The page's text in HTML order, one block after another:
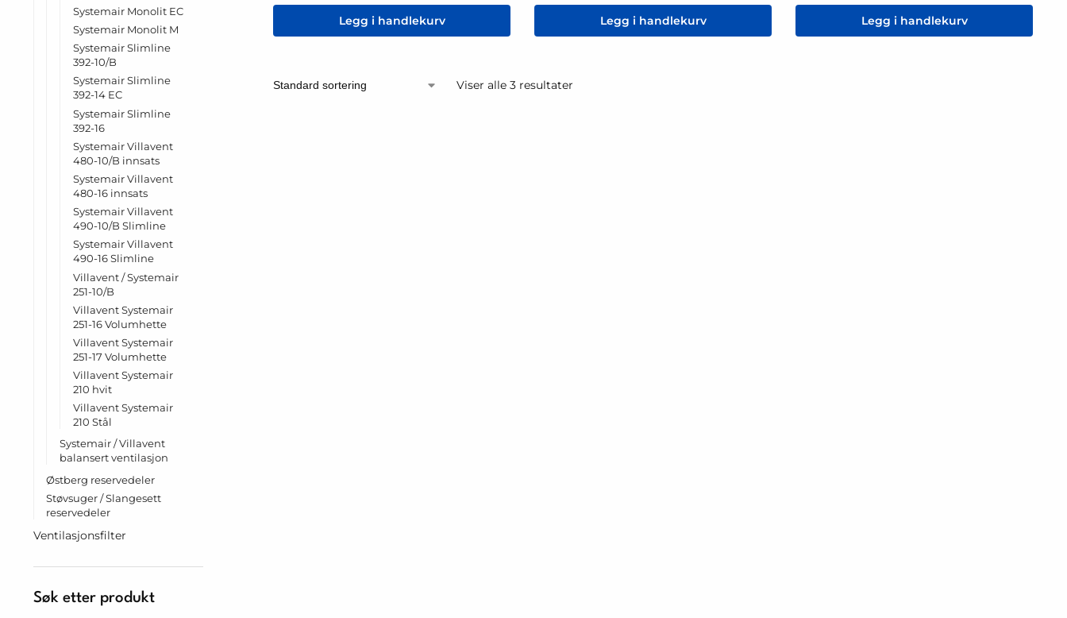
Legg i handlekurv Legg i handlekurv Legg i handlekurv
Viser alle 3 resultater
Systemair Monolit EC
Systemair Monolit M
Systemair Slimline
392-10/B
Systemair Slimline
392-14 EC
Systemair Slimline
392-16
Systemair Villavent
480-10/B innsats
Systemair Villavent
480-16 innsats
Systemair Villavent
490-10/B Slimline
Systemair Villavent
490-16 Slimline
Villavent / Systemair
251-10/B
Villavent Systemair
251-16 Volumhette
Villavent Systemair
251-17 Volumhette
Villavent Systemair
210 hvit
Villavent Systemair
210 Stål
Systemair / Villavent
balansert ventilasjon
Østberg reservedeler
Støvsuger / Slangesett
reservedeler
Ventilasjonsfilter
Søk etter produkt